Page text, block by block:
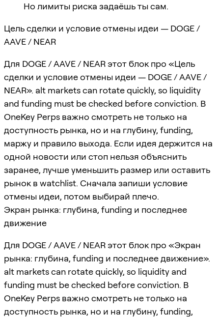
Но лимиты риска задаёшь ты сам.
Цель сделки и условие отмены идеи — DOGE /
AAVE / NEAR
Для DOGE / AAVE / NEAR этот блок про «Цель
сделки и условие отмены идеи — DOGE / AAVE /
NEAR». alt markets can rotate quickly, so liquidity
and funding must be checked before conviction. В
OneKey Perps важно смотреть не только на
доступность рынка, но и на глубину, funding,
маржу и правило выхода. Если идея держится на
одной новости или стоп нельзя объяснить
заранее, лучше уменьшить размер или оставить
рынок в watchlist. Сначала запиши условие
отмены идеи, потом выбирай плечо.
Экран рынка: глубина, funding и последнее
движение
Для DOGE / AAVE / NEAR этот блок про «Экран
рынка: глубина, funding и последнее движение».
alt markets can rotate quickly, so liquidity and
funding must be checked before conviction. В
OneKey Perps важно смотреть не только на
доступность рынка, но и на глубину, funding,